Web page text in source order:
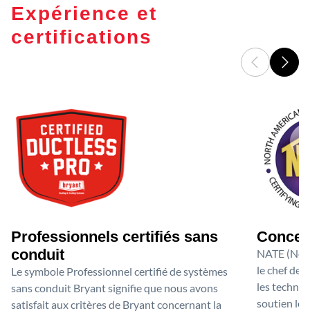
Expérience et
certifications
Professionnels certifiés sans
conduit
Le symbole Professionnel certifié de systèmes
sans conduit Bryant signifie que nous avons
satisfait aux critères de Bryant concernant la
NATE
le chef de
les
soutien le